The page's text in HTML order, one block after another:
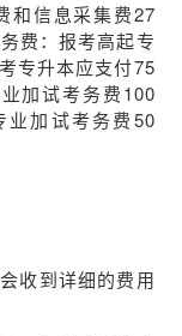
信息采集费27
费：报考高起专
专升本应支付75
加试考务费100
业加试考务费50
收到详细的费用